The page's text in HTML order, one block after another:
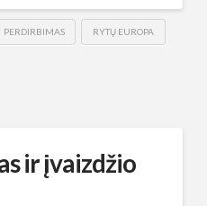
PERDIRBIMAS RYTŲ EUROPA
ir įvaizdžio